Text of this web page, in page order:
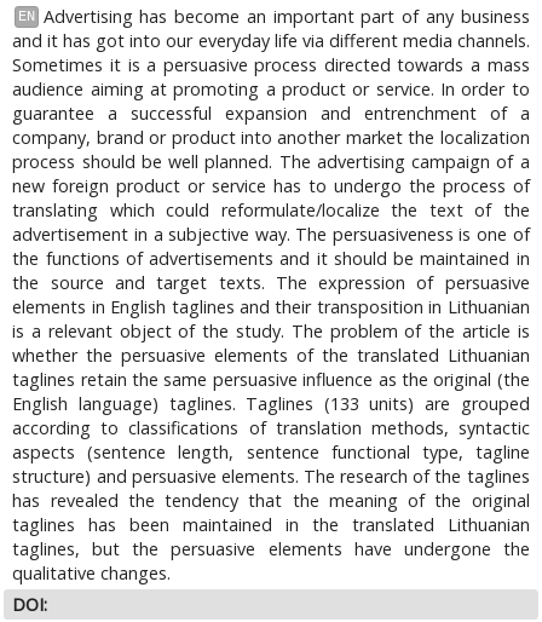
EN
Advertising has become an important part of any business
and it has got into our everyday life via different media channels.
Sometimes it is a persuasive process directed towards a mass
audience aiming at promoting a product or service. In order to
guarantee a successful expansion and entrenchment of a
company, brand or product into another market the localization
process should be well planned. The advertising campaign of a
new foreign product or service has to undergo the process of
translating which could reformulate/localize the text of the
advertisement in a subjective way. The persuasiveness is one of
the functions of advertisements and it should be maintained in
the source and target texts. The expression of persuasive
elements in English taglines and their transposition in Lithuanian
is a relevant object of the study. The problem of the article is
whether the persuasive elements of the translated Lithuanian
taglines retain the same persuasive influence as the original (the
English language) taglines. Taglines (133 units) are grouped
according to classifications of translation methods, syntactic
aspects (sentence length, sentence functional type, tagline
structure) and persuasive elements. The research of the taglines
has revealed the tendency that the meaning of the original
taglines has been maintained in the translated Lithuanian
taglines, but the persuasive elements have undergone the
qualitative changes.
DOI: